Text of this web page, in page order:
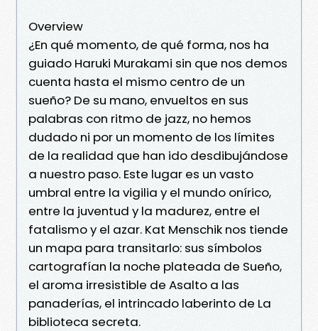
Overview
¿En qué momento, de qué forma, nos ha
guiado Haruki Murakami sin que nos demos
cuenta hasta el mismo centro de un
sueño? De su mano, envueltos en sus
palabras con ritmo de jazz, no hemos
dudado ni por un momento de los límites
de la realidad que han ido desdibujándose
a nuestro paso. Este lugar es un vasto
umbral entre la vigilia y el mundo onírico,
entre la juventud y la madurez, entre el
fatalismo y el azar. Kat Menschik nos tiende
un mapa para transitarlo: sus símbolos
cartografían la noche plateada de Sueño,
el aroma irresistible de Asalto a las
panaderías, el intrincado laberinto de La
biblioteca secreta.